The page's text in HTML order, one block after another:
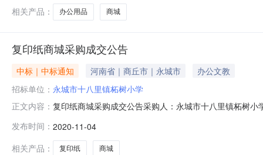
相关产品：
办公用品 商城
复印纸商城采购成交公告
中标｜中标通知 河南省｜商丘市｜永城市
办公文教
招标单位： 永城市十八里镇柘树小学
正文内容： 复印纸商城采购成交公告采购人：永城市十八里镇柘树
壹拾贰元整
发布时间： 2020-11-04
相关产品：
复印纸 商城